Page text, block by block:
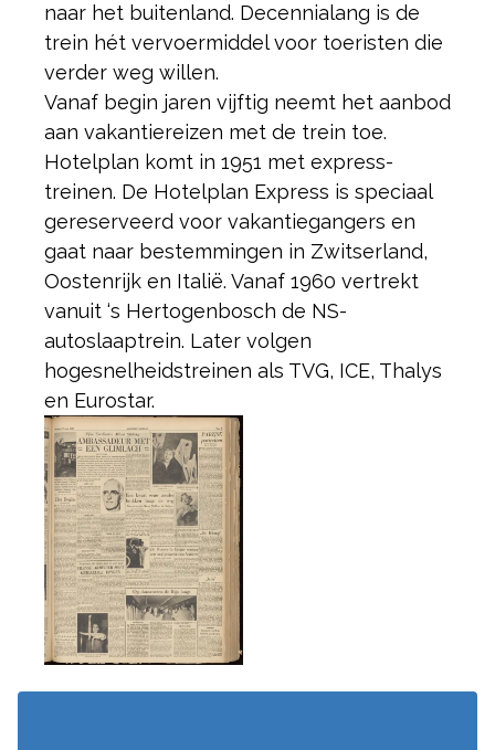
naar het buitenland. Decennialang is de
trein hét vervoermiddel voor toeristen die
verder weg willen.
Vanaf begin jaren vijftig neemt het aanbod
aan vakantiereizen met de trein toe.
Hotelplan komt in 1951 met express-
treinen. De Hotelplan Express is speciaal
gereserveerd voor vakantiegangers en
gaat naar bestemmingen in Zwitserland,
Oostenrijk en Italië. Vanaf 1960 vertrekt
vanuit ‘s Hertogenbosch de NS-
autoslaaptrein. Later volgen
hogesnelheidstreinen als TVG, ICE, Thalys
en Eurostar.